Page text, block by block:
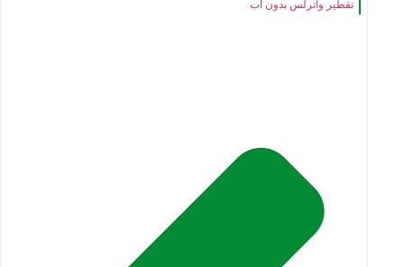
تقطیر واترلس بدون آب